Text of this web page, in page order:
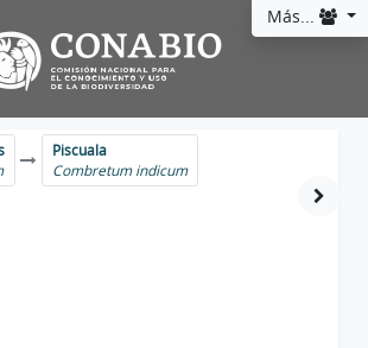
Más...
Piscuala
Combretum indicum